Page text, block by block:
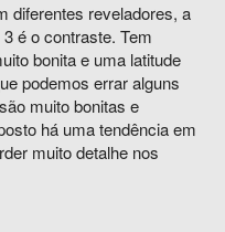
diferentes reveladores, a
é o contraste. Tem
bonita e uma latitude
podemos errar alguns
muito bonitas e
há uma tendência em
muito detalhe nos